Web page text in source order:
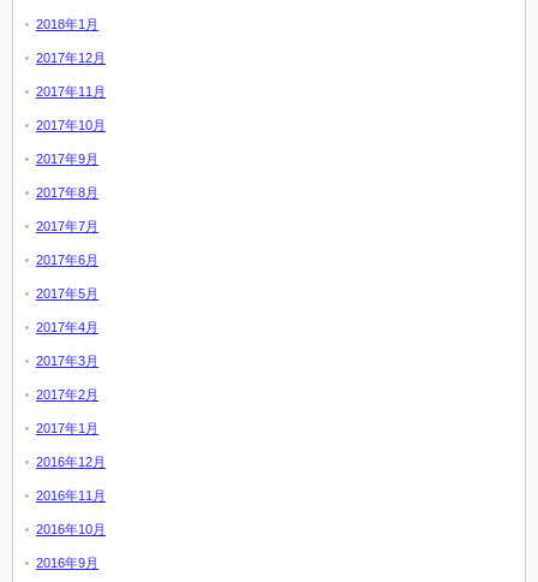
2018年1月
2017年12月
2017年11月
2017年10月
2017年9月
2017年8月
2017年7月
2017年6月
2017年5月
2017年4月
2017年3月
2017年2月
2017年1月
2016年12月
2016年11月
2016年10月
2016年9月